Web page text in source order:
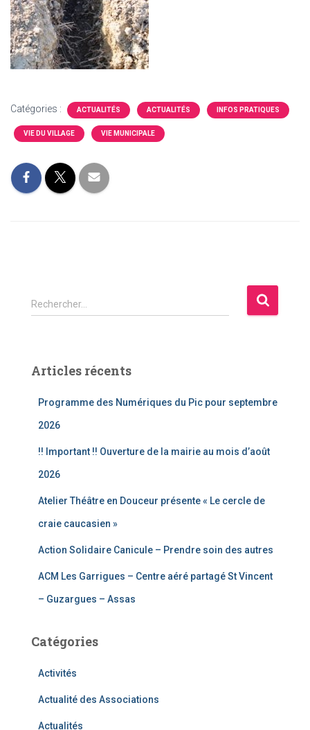
Catégories : ACTUALITÉS ACTUALITÉS INFOS PRATIQUES
VIE DU VILLAGE VIE MUNICIPALE
R
e
r
Rechercher…
Articles récents
Programme des Numériques du Pic pour septembre
2026
!! Important !! Ouverture de la mairie au mois d’août
2026
Atelier Théâtre en Douceur présente « Le cercle de
craie caucasien »
Action Solidaire Canicule – Prendre soin des autres
ACM Les Garrigues – Centre aéré partagé St Vincent
– Guzargues – Assas
Catégories
Activités
Actualité des Associations
Actualités